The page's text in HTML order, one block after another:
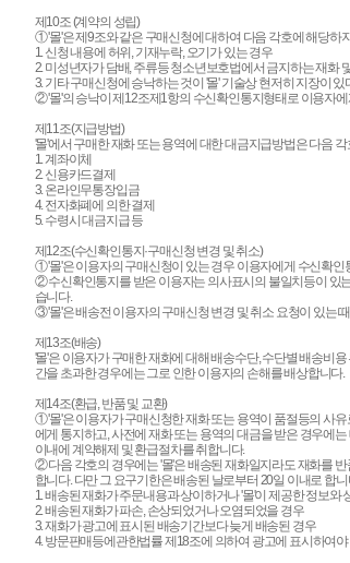
제10조 (계약의 성립)
① '몰'은 제9조와 같은 구매신청에 대하여 다음 각호에 해당하
1. 신청 내용에 허위, 기재누락, 오기가 있는 경우
2. 미성년자가 담배, 주류등 청소년보호법에서 금지하는 재화
3. 기타 구매신청에 승낙하는 것이 '몰' 기술상 현저히 지장이
② '몰'의 승낙이 제12조제1항의 수신확인통지형태로 이용자
제11조(지급방법)
'몰'에서 구매한 재화 또는 용역에 대한 대금지급방법은 다음
1. 계좌이체
2. 신용카드결제
3. 온라인무통장입금
4. 전자화폐에 의한 결제
5. 수령시 대금지급 등
제12조(수신확인통지·구매신청 변경 및 취소)
① '몰'은 이용자의 구매신청이 있는 경우 이용자에게 수신확인
② 수신확인통지를 받은 이용자는 의사표시의 불일치등이 있
습니다.
③ '몰'은 배송전 이용자의 구매신청 변경 및 취소 요청이 있는
제13조(배송)
'몰'은 이용자가 구매한 재화에 대해 배송수단, 수단별 배송비
간을 초과한 경우에는 그로 인한 이용자의 손해를 배상합니다.
제14조(환급, 반품 및 교환)
① '몰'은 이용자가 구매신청한 재화 또는 용역이 품절등의 사
에게 통지하고, 사전에 재화 또는 용역의 대금을 받은 경우에
이내에 계약해제 및 환급절차를 취합니다.
② 다음 각호의 경우에는 '몰'은 배송된 재화일지라도 재화를
합니다. 다만 그 요구기한은 배송된 날로부터 20일 이내로 합니
1. 배송된 재화가 주문내용과 상이하거나 '몰'이 제공한 정보와
2. 배송된 재화가 파손, 손상되었거나 오염되었을 경우
3. 재화가 광고에 표시된 배송기간보다 늦게 배송된 경우
4. 방문판매등에관한법률 제18조에 의하여 광고에 표시하여